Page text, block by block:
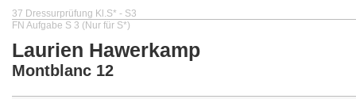
37 Dressurprüfung Kl.S* - S3
FN Aufgabe S 3 (Nur für S*)
Laurien Hawerkamp
Montblanc 12